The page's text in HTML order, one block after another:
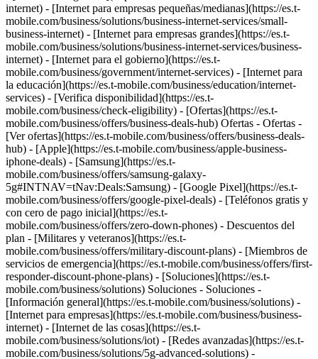
internet) - [Internet para empresas pequeñas/medianas](https://es.t-
mobile.com/business/solutions/business-internet-services/small-
business-internet) - [Internet para empresas grandes](https://es.t-
mobile.com/business/solutions/business-internet-services/business-
internet) - [Internet para el gobierno](https://es.t-
mobile.com/business/government/internet-services) - [Internet para
la educación](https://es.t-mobile.com/business/education/internet-
services) - [Verifica disponibilidad](https://es.t-
mobile.com/business/check-eligibility) - [Ofertas](https://es.t-
mobile.com/business/offers/business-deals-hub) Ofertas - Ofertas -
[Ver ofertas](https://es.t-mobile.com/business/offers/business-deals-
hub) - [Apple](https://es.t-mobile.com/business/apple-business-
iphone-deals) - [Samsung](https://es.t-
mobile.com/business/offers/samsung-galaxy-
5g#INTNAV=tNav:Deals:Samsung) - [Google Pixel](https://es.t-
mobile.com/business/offers/google-pixel-deals) - [Teléfonos gratis y
con cero de pago inicial](https://es.t-
mobile.com/business/offers/zero-down-phones) - Descuentos del
plan - [Militares y veteranos](https://es.t-
mobile.com/business/offers/military-discount-plans) - [Miembros de
servicios de emergencia](https://es.t-mobile.com/business/offers/first-
responder-discount-phone-plans) - [Soluciones](https://es.t-
mobile.com/business/solutions) Soluciones - Soluciones -
[Información general](https://es.t-mobile.com/business/solutions) -
[Internet para empresas](https://es.t-mobile.com/business/business-
internet) - [Internet de las cosas](https://es.t-
mobile.com/business/solutions/iot) - [Redes avanzadas](https://es.t-
mobile.com/business/solutions/5g-advanced-solutions) -